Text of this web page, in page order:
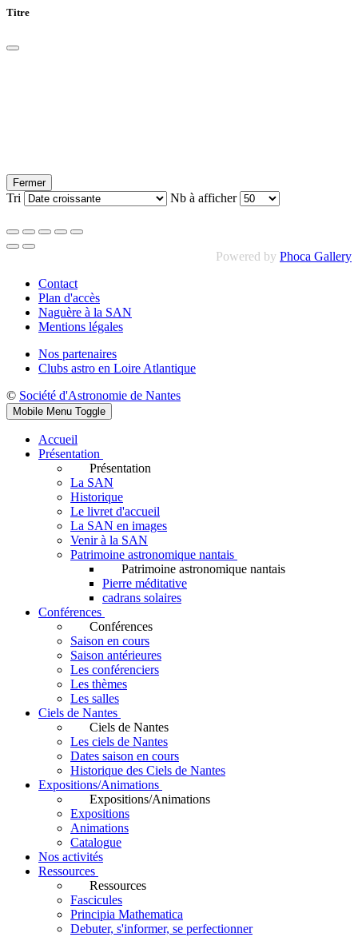
Titre
Fermer
Tri Nb à afficher
Powered by Phoca Gallery
Contact
Plan d'accès
Naguère à la SAN
Mentions légales
Nos partenaires
Clubs astro en Loire Atlantique
© Société d'Astronomie de Nantes
Mobile Menu Toggle
Accueil
Présentation
Présentation
La SAN
Historique
Le livret d'accueil
La SAN en images
Venir à la SAN
Patrimoine astronomique nantais
Patrimoine astronomique nantais
Pierre méditative
cadrans solaires
Conférences
Conférences
Saison en cours
Saison antérieures
Les conférenciers
Les thèmes
Les salles
Ciels de Nantes
Ciels de Nantes
Les ciels de Nantes
Dates saison en cours
Historique des Ciels de Nantes
Expositions/Animations
Expositions/Animations
Expositions
Animations
Catalogue
Nos activités
Ressources
Ressources
Fascicules
Principia Mathematica
Debuter, s'informer, se perfectionner